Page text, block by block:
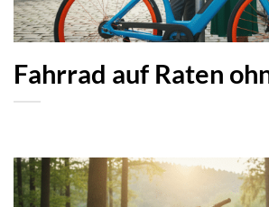
Fahrrad auf Raten